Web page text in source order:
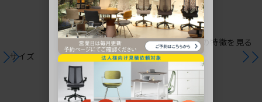
サイズ
シリーズの特徴を見る